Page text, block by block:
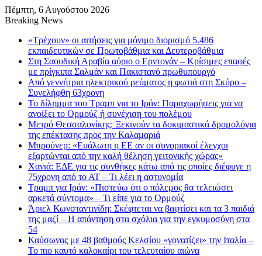
Πέμπτη, 6 Αυγούστου 2026
Breaking News
«Τρέχουν» οι αιτήσεις για μόνιμο διορισμό 5.486
εκπαιδευτικών σε Πρωτοβάθμια και Δευτεροβάθμια
Στη Σαουδική Αραβία αύριο ο Ερντογάν – Κρίσιμες επαφές
με πρίγκιπα Σαλμάν και Πακιστανό πρωθυπουργό
Από γεννήτρια ηλεκτρικού ρεύματος η φωτιά στη Σκύρο –
Συνελήφθη 63χρονη
Το δίλημμα του Τραμπ για το Ιράν: Παραχωρήσεις για να
ανοίξει το Ορμούζ ή συνέχιση του πολέμου
Μετρό Θεσσαλονίκης: Ξεκινούν τα δοκιμαστικά δρομολόγια
της επέκτασης προς την Καλαμαριά
Μπρούνερ: «Ευάλωτη η ΕΕ αν οι συνοριακοί έλεγχοι
εξαρτώνται από την καλή θέληση γειτονικής χώρας»
Χανιά: ΕΔΕ για τις συνθήκες κάτω από τις οποίες διέφυγε η
75χρονη από το ΑΤ – Τι λέει η αστυνομία
Τραμπ για Ιράν: «Πιστεύω ότι ο πόλεμος θα τελειώσει
αρκετά σύντομα» – Τι είπε για το Ορμούζ
Άριελ Κωνσταντινίδη: Σκέφτεται να βαφτίσει και τα 3 παιδιά
της μαζί – Η απάντηση στα σχόλια για την εγκυμοσύνη στα
54
Καύσωνας με 48 βαθμούς Κελσίου «γονατίζει» την Ιταλία –
Το πιο καυτό καλοκαίρι του τελευταίου αιώνα